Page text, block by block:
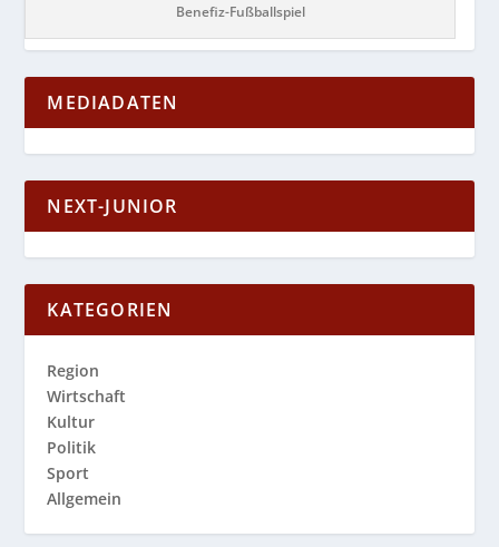
Benefiz-Fußballspiel
MEDIADATEN
NEXT-JUNIOR
KATEGORIEN
Region
Wirtschaft
Kultur
Politik
Sport
Allgemein